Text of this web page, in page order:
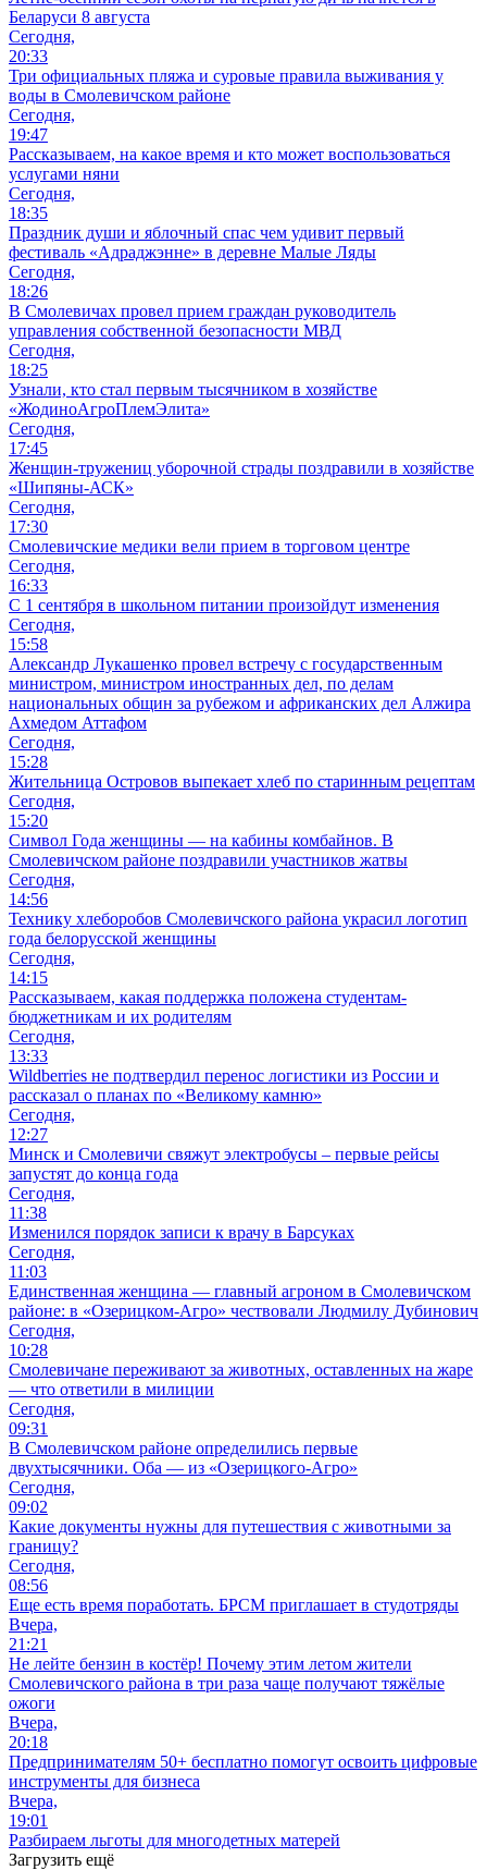
Беларуси 8 августа
Сегодня,
20:33
Три официальных пляжа и суровые правила выживания у
воды в Смолевичском районе
Сегодня,
19:47
Рассказываем, на какое время и кто может воспользоваться
услугами няни
Сегодня,
18:35
Праздник души и яблочный спас чем удивит первый
фестиваль «Адраджэнне» в деревне Малые Ляды
Сегодня,
18:26
В Смолевичах провел прием граждан руководитель
управления собственной безопасности МВД
Сегодня,
18:25
Узнали, кто стал первым тысячником в хозяйстве
«ЖодиноАгроПлемЭлита»
Сегодня,
17:45
Женщин-тружениц уборочной страды поздравили в хозяйстве
«Шипяны-АСК»
Сегодня,
17:30
Смолевичские медики вели прием в торговом центре
Сегодня,
16:33
С 1 сентября в школьном питании произойдут изменения
Сегодня,
15:58
Александр Лукашенко провел встречу с государственным
министром, министром иностранных дел, по делам
национальных общин за рубежом и африканских дел Алжира
Ахмедом Аттафом
Сегодня,
15:28
Жительница Островов выпекает хлеб по старинным рецептам
Сегодня,
15:20
Символ Года женщины — на кабины комбайнов. В
Смолевичском районе поздравили участников жатвы
Сегодня,
14:56
Технику хлеборобов Смолевичского района украсил логотип
года белорусской женщины
Сегодня,
14:15
Рассказываем, какая поддержка положена студентам-
бюджетникам и их родителям
Сегодня,
13:33
Wildberries не подтвердил перенос логистики из России и
рассказал о планах по «Великому камню»
Сегодня,
12:27
Минск и Смолевичи свяжут электробусы – первые рейсы
запустят до конца года
Сегодня,
11:38
Изменился порядок записи к врачу в Барсуках
Сегодня,
11:03
Единственная женщина — главный агроном в Смолевичском
районе: в «Озерицком-Агро» чествовали Людмилу Дубинович
Сегодня,
10:28
Смолевичане переживают за животных, оставленных на жаре
— что ответили в милиции
Сегодня,
09:31
В Смолевичском районе определились первые
двухтысячники. Оба — из «Озерицкого-Агро»
Сегодня,
09:02
Какие документы нужны для путешествия с животными за
границу?
Сегодня,
08:56
Еще есть время поработать. БРСМ приглашает в студотряды
Вчера,
21:21
Не лейте бензин в костёр! Почему этим летом жители
Смолевичского района в три раза чаще получают тяжёлые
ожоги
Вчера,
20:18
Предпринимателям 50+ бесплатно помогут освоить цифровые
инструменты для бизнеса
Вчера,
19:01
Разбираем льготы для многодетных матерей
Загрузить ещё